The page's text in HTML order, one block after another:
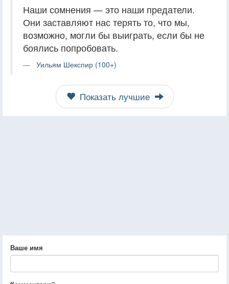
Наши сомнения — это наши предатели.
Они заставляют нас терять то, что мы,
возможно, могли бы выиграть, если бы не
боялись попробовать.
Уильям Шекспир (100+)
Показать лучшие
Ваше имя